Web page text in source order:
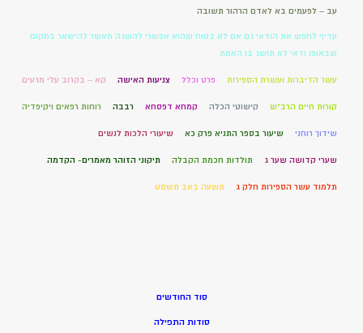
עב – לפעמים בא לאדם הרהור תשובה
עדיף לחפש את הודאי גם אם לא בטוח שהוא אפשרי להשגה מאשר להישאר במקום
שבאופן ודאי לא תושג בו האמת
עשר הדיברות ועשרת הספירות פרט וכלל צניעות האישה קא – בקרוב עלי מרעים
קורות חיים הרב"ש קישוטי הכלה קמחא דפסחא רבבה רוחות רפאים ויקיפדיה
שידוך רוחני שיעור בספר התניא פרק כא שיעורי הלכות לנשים
שערי קדושה שער ג תולדות חכמת הקבלה תיקוני הזוהר מאמרים- הקדמה
תלמוד עשר הספירות חלק ג תשעה באב תשסט
סוד החודשים
סודות התפילה